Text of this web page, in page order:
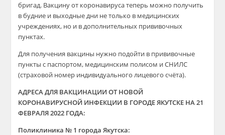
бригад. Вакцину от коронавируса теперь можно получить
в будние и выходные дни не только в медицинских
учреждениях, но и в дополнительных прививочных
пунктах.
Для получения вакцины нужно подойти в прививочные
пункты с паспортом, медицинским полисом и СНИЛС
(страховой номер индивидуального лицевого счёта).
АДРЕСА ДЛЯ ВАКЦИНАЦИИ ОТ НОВОЙ
КОРОНАВИРУСНОЙ ИНФЕКЦИИ В ГОРОДЕ ЯКУТСКЕ НА 21
ФЕВРАЛЯ 2022 ГОДА:
Поликлиника № 1 города Якутска: